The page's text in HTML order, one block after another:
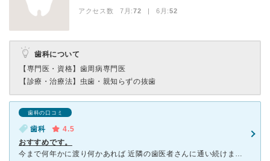
アクセス数 7月:72 | 6月:52
歯科について
【専門医・資格】 歯周病専門医
【診療・治療法】 虫歯・親知らずの抜歯
歯科の口コミ
歯科
4.5
おすすめです。
今まで何年かに渡り何かあれば 近隣の歯医者さんに通い続けました。親近感もわき接しやすく その先生も素晴らしい 方です。ですが、いつのまにか 治療はおまかせ、なあなあとなり事前の説明も無くなり、ある程